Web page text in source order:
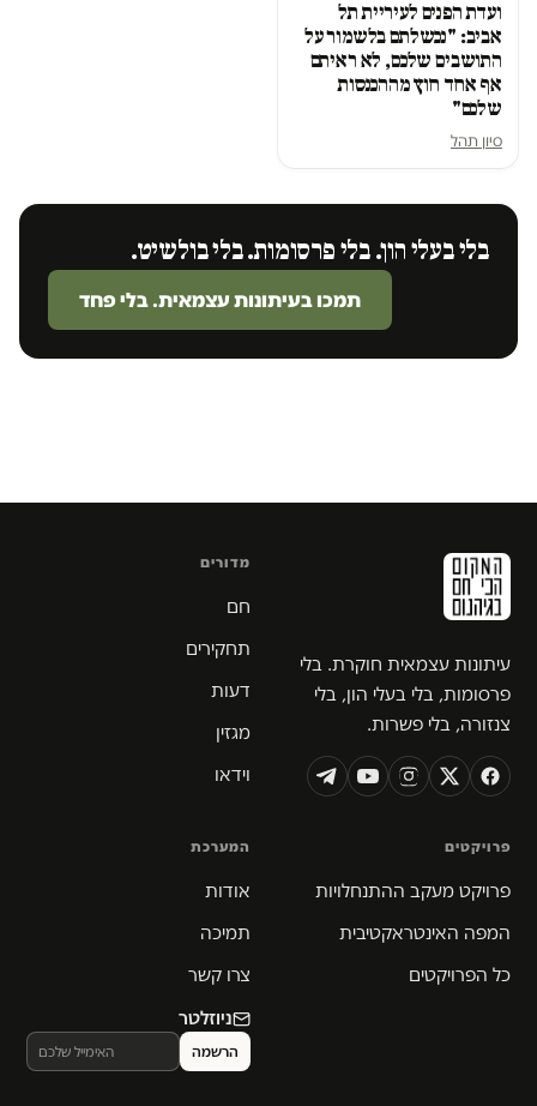
ועדת הפנים לעיריית תל
אביב: "נכשלתם בלשמור על
התושבים שלכם, לא ראיתם
אף אחד חוץ מההכנסות
שלכם"
סיון תהל
בלי בעלי הון. בלי פרסומות. בלי בולשיט.
תמכו בעיתונות עצמאית. בלי פחד
עיתונות עצמאית חוקרת. בלי
פרסומות, בלי בעלי הון, בלי
צנזורה, בלי פשרות.
מדורים
חם
תחקירים
דעות
מגזין
וידאו
פרויקטים
פרויקט מעקב ההתנחלויות
המפה האינטראקטיבית
כל הפרויקטים
המערכת
אודות
תמיכה
צרו קשר
ניוזלטר